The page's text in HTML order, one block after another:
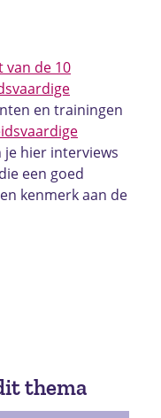
van de 10
en trainingen
je hier interviews
een goed
kenmerk aan de
thema